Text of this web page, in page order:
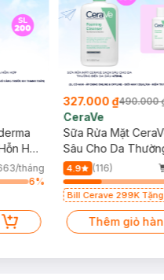
Hợp
tháng
6%
327.000 ₫490.000
CeraVe
Sữa Rửa Mặt
Sâu Cho Da
Dầu 473ml
4.9 (116)
Bill Cerave 299K
Mặt Cerave 30ml (SL
Thêm giỏ